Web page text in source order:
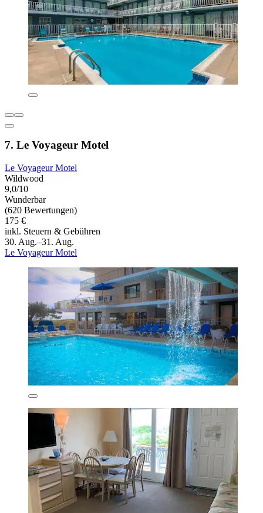
7. Le Voyageur Motel
Le Voyageur Motel
Wildwood
9,0/10
Wunderbar
(620 Bewertungen)
175 €
inkl. Steuern & Gebühren
30. Aug.–31. Aug.
Le Voyageur Motel